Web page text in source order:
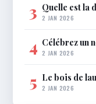
3 Quelle est la
2 JAN 2026
4 Célébrez un
2 JAN 2026
5 Le bois de
2 JAN 2026